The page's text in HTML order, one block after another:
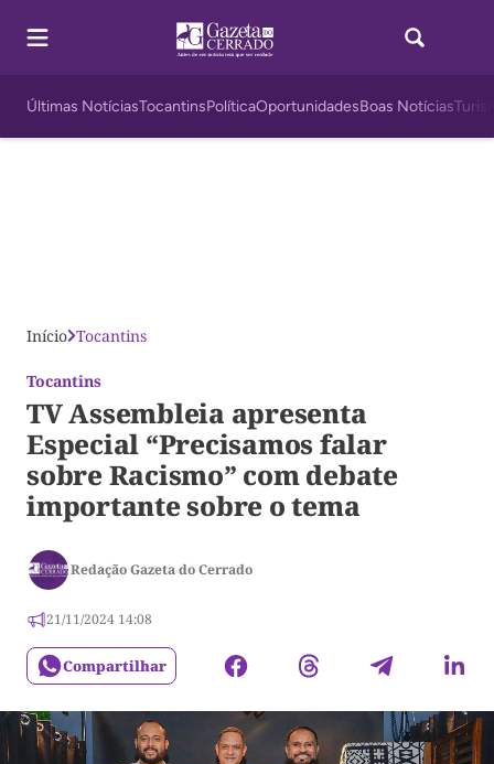
Últimas NotíciasTocantinsPolíticaOportunidadesBoas Notícias
Início Tocantins
Tocantins
TV Assembleia apresenta
Especial “Precisamos falar
sobre Racismo” com debate
importante sobre o tema
Redação Gazeta do Cerrado
21/11/2024 14:08
Compartilhar